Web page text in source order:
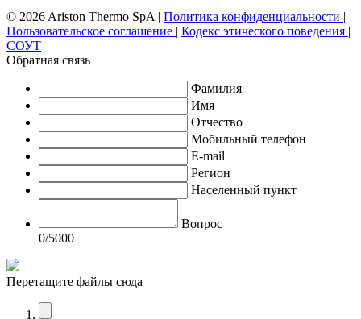
© 2026 Ariston Thermo SpA | Политика конфиденциальности |
Пользовательское соглашение | Кодекс этического поведения |
СОУТ
Обратная связь
Фамилия
Имя
Отчество
Мобильный телефон
E-mail
Регион
Населенный пункт
Вопрос
0/5000
Перетащите файлы сюда